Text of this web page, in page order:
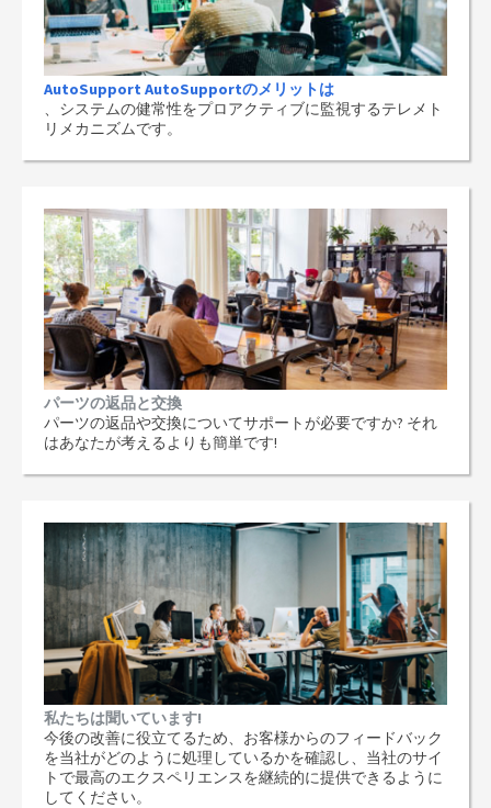
AutoSupport AutoSupportのメリットは
、システムの健常性をプロアクティブに監視するテレメト
リメカニズムです。
パーツの返品と交換
パーツの返品や交換についてサポートが必要ですか? それ
はあなたが考えるよりも簡単です!
私たちは聞いています!
今後の改善に役立てるため、お客様からのフィードバック
を当社がどのように処理しているかを確認し、当社のサイ
トで最高のエクスペリエンスを継続的に提供できるように
してください。